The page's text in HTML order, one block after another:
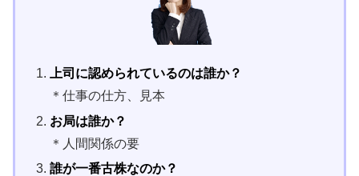
上司に認められているのは誰か？
＊仕事の仕方、見本
お局は誰か？
＊人間関係の要
誰が一番古株なのか？